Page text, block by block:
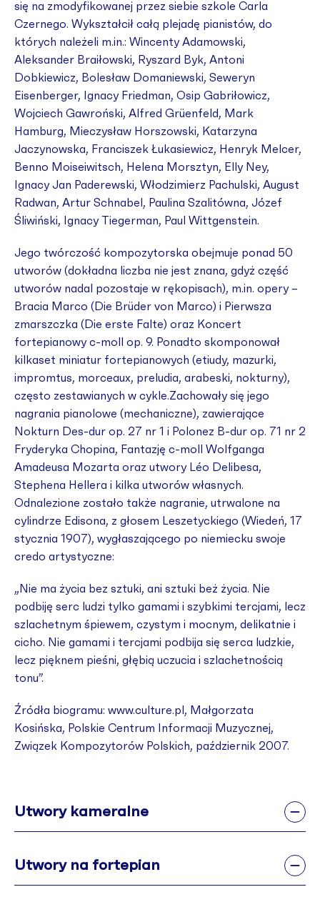
się na zmodyfikowanej przez siebie szkole Carla
Czernego. Wykształcił całą plejadę pianistów, do
których należeli m.in.: Wincenty Adamowski,
Aleksander Braiłowski, Ryszard Byk, Antoni
Dobkiewicz, Bolesław Domaniewski, Seweryn
Eisenberger, Ignacy Friedman, Osip Gabriłowicz,
Wojciech Gawroński, Alfred Grüenfeld, Mark
Hamburg, Mieczysław Horszowski, Katarzyna
Jaczynowska, Franciszek Łukasiewicz, Henryk Melcer,
Benno Moiseiwitsch, Helena Morsztyn, Elly Ney,
Ignacy Jan Paderewski, Włodzimierz Pachulski, August
Radwan, Artur Schnabel, Paulina Szalitówna, Józef
Śliwiński, Ignacy Tiegerman, Paul Wittgenstein.
Jego twórczość kompozytorska obejmuje ponad 50
utworów (dokładna liczba nie jest znana, gdyż część
utworów nadal pozostaje w rękopisach), m.in. opery –
Bracia Marco (Die Brüder von Marco) i Pierwsza
zmarszczka (Die erste Falte) oraz Koncert
fortepianowy c-moll op. 9. Ponadto skomponował
kilkaset miniatur fortepianowych (etiudy, mazurki,
impromtus, morceaux, preludia, arabeski, nokturny),
często zestawianych w cykle.Zachowały się jego
nagrania pianolowe (mechaniczne), zawierające
Nokturn Des-dur op. 27 nr 1 i Polonez B-dur op. 71 nr 2
Fryderyka Chopina, Fantazję c-moll Wolfganga
Amadeusa Mozarta oraz utwory Léo Delibesa,
Stephena Hellera i kilka utworów własnych.
Odnalezione zostało także nagranie, utrwalone na
cylindrze Edisona, z głosem Leszetyckiego (Wiedeń, 17
stycznia 1907), wygłaszającego po niemiecku swoje
credo artystyczne:
„Nie ma życia bez sztuki, ani sztuki beż życia. Nie
podbiję serc ludzi tylko gamami i szybkimi tercjami, lecz
szlachetnym śpiewem, czystym i mocnym, delikatnie i
cicho. Nie gamami i tercjami podbija się serca ludzkie,
lecz pięknem pieśni, głębią uczucia i szlachetnością
tonu”.
Źródła biogramu: www.culture.pl, Małgorzata
Kosińska, Polskie Centrum Informacji Muzycznej,
Związek Kompozytorów Polskich, październik 2007.
Utwory kameralne
Utwory na fortepian